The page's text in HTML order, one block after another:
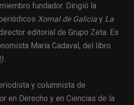
fundador. Dirigió la
Xornal de Galicia y La
editorial de Grupo Zeta. Es
María Cadaval, del libro
y columnista de
en Derecho y en Ciencias de la